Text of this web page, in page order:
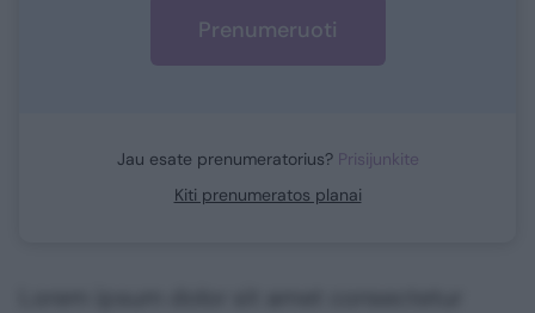
Prenumeruoti
Jau esate prenumeratorius? Prisijunkite
Kiti prenumeratos planai